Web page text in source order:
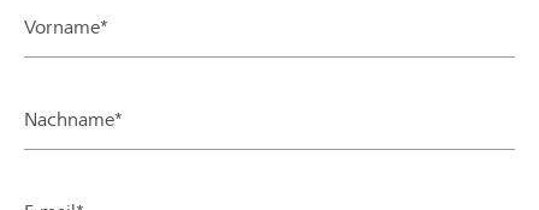
Vorname*
Nachname*